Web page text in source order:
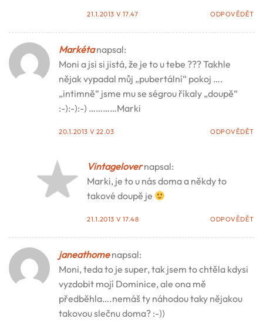
21.1.2013 V 17.47 ODPOVĚDĚT
Markéta napsal:
Moni a jsi si jistá, že je to u tebe ??? Takhle
nějak vypadal můj „pubertální“ pokoj ….
„intimně“ jsme mu se ségrou říkaly „doupě“
:-):-):-) …………Marki
20.1.2013 V 22.03 ODPOVĚDĚT
Vintagelover napsal:
Marki, je to u nás doma a někdy to
takové doupě je
21.1.2013 V 17.48 ODPOVĚDĚT
janeathome napsal:
Moni, teda to je super, tak jsem to chtěla kdysi
vyzdobit mojí Dominice, ale ona mě
předběhla….nemáš ty náhodou taky nějakou
takovou slečnu doma? :-))